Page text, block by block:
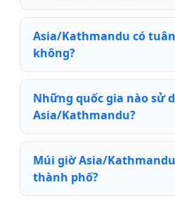
Asia/Kathmandu có
không?
Những quốc gia nào sử
Asia/Kathmandu?
Múi giờ Asia/
thành phố?